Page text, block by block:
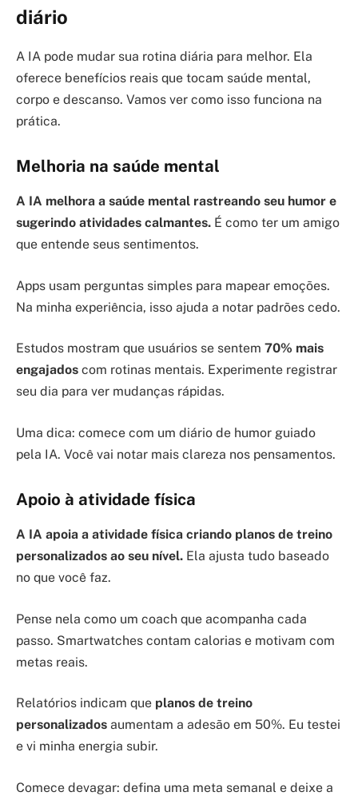
diário
A IA pode mudar sua rotina diária para melhor. Ela
oferece benefícios reais que tocam saúde mental,
corpo e descanso. Vamos ver como isso funciona na
prática.
Melhoria na saúde mental
A IA melhora a saúde mental rastreando seu humor e
sugerindo atividades calmantes. É como ter um amigo
que entende seus sentimentos.
Apps usam perguntas simples para mapear emoções.
Na minha experiência, isso ajuda a notar padrões cedo.
Estudos mostram que usuários se sentem 70% mais
engajados com rotinas mentais. Experimente registrar
seu dia para ver mudanças rápidas.
Uma dica: comece com um diário de humor guiado
pela IA. Você vai notar mais clareza nos pensamentos.
Apoio à atividade física
A IA apoia a atividade física criando planos de treino
personalizados ao seu nível. Ela ajusta tudo baseado
no que você faz.
Pense nela como um coach que acompanha cada
passo. Smartwatches contam calorias e motivam com
metas reais.
Relatórios indicam que planos de treino
personalizados aumentam a adesão em 50%. Eu testei
e vi minha energia subir.
Comece devagar: defina uma meta semanal e deixe a